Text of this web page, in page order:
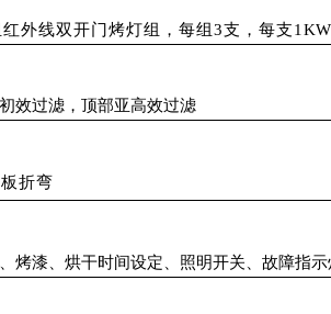
红外线双开门烤灯组，每组3支，每支1KW
效过滤，顶部亚高效过滤
折弯
烤漆、烘干时间设定、照明开关、故障指